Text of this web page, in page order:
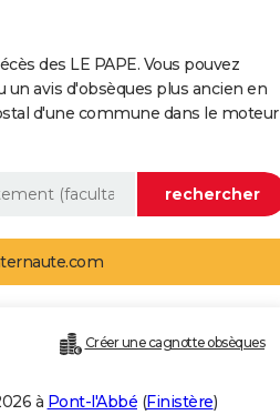
des LE PAPE. Vous pouvez
un avis d'obsèques plus ancien en
d'une commune dans le moteur
Créer une cagnotte obsèques
à Pont-l'Abbé (Finistère)